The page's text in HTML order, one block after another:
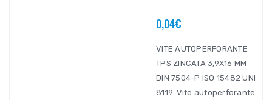
0,04€
VITE AUTOPERFORANTE
TPS ZINCATA 3,9X16 MM
DIN 7504-P ISO 15482 UNI
8119. Vite autoperforante